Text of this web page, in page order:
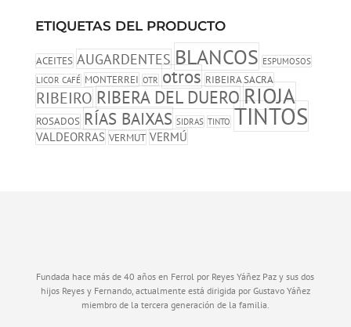
ETIQUETAS DEL PRODUCTO
ACEITES AUGARDENTES BLANCOS ESPUMOSOS
LICOR CAFÉ MONTERREI OTR otros RIBEIRA SACRA
RIBEIRO RIBERA DEL DUERORIOJA
ROSADOS RÍAS BAIXAS SIDRAS TINTO TINTOS
VALDEORRAS VERMUT VERMÚ
Fundada hace más de 40 años en Ferrol por Reyes Yáñez Paz y sus dos
hijos Reyes y Fernando, actualmente está dirigida por Gustavo Yáñez
miembro de la tercera generación de la familia.